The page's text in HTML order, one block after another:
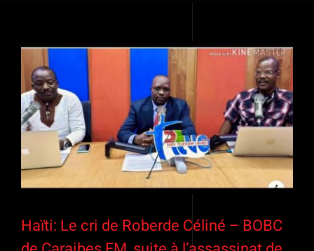
Voir
l'image
agrandie
Haïti: Le cri de Roberde Céliné – BOBC